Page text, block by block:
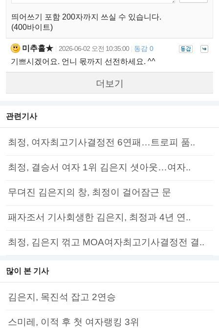
띄어쓰기 포함 200자까지 쓰실 수 있습니다.
(400바이트)
미추홀★ 2026-06-02 오전 10:35:00 동감 0
기쁘시겠어요. 언니 몫까지 선전하세요. ^^
더보기
관련기사
최정, 여자최고기사결정전 6연패…트로피 품..
최정, 결승서 여자 1위 김은지 셧아웃…여자..
무뎌진 김은지의 창, 최정이 걸어잠근 문
패자조서 기사회생한 김은지, 최정과 4년 연..
최정, 김은지 꺾고 MOA여자최고기사결정전 결..
많이 본 기사
김은지, 목진석 잡고 2연승
스미레, 이적 후 첫 여자랭킹 3위